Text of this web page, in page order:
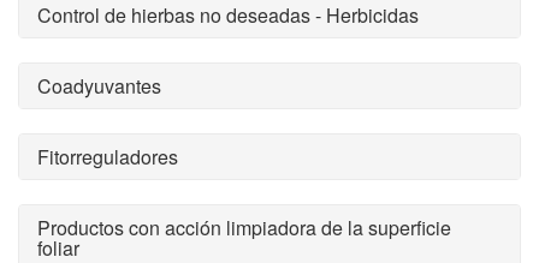
Control de hierbas no deseadas - Herbicidas
Coadyuvantes
Fitorreguladores
Productos con acción limpiadora de la superficie
foliar